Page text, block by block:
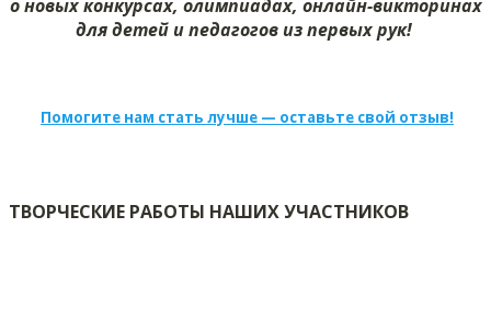
о новых конкурсах, олимпиадах, онлайн-викторинах
для детей и педагогов из первых рук!
Помогите нам стать лучше — оставьте свой отзыв!
ТВОРЧЕСКИЕ РАБОТЫ НАШИХ УЧАСТНИКОВ